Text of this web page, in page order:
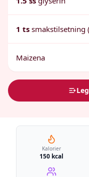
1 ts smakstilsetning
Maizena
Kalorier
150 kcal